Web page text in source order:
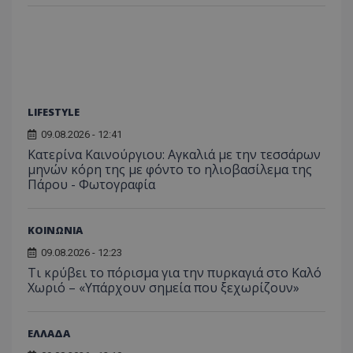
LIFESTYLE
09.08.2026 - 12:41
Κατερίνα Καινούργιου: Αγκαλιά με την τεσσάρων
μηνών κόρη της με φόντο το ηλιοβασίλεμα της
Πάρου - Φωτογραφία
ΚΟΙΝΩΝΙΑ
09.08.2026 - 12:23
Τι κρύβει το πόρισμα για την πυρκαγιά στο Καλό
Χωριό – «Υπάρχουν σημεία που ξεχωρίζουν»
ΕΛΛΑΔΑ
ASP.NET_SessionId
Microsoft Corporation